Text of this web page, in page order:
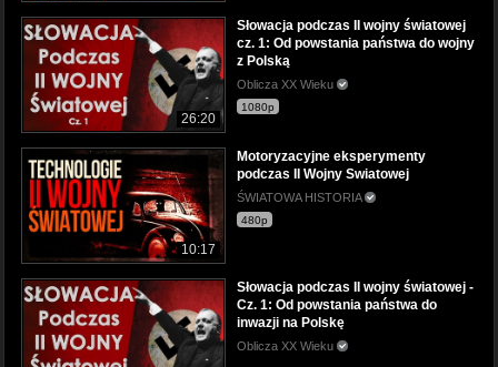
26:20
Słowacja podczas II wojny światowej
cz. 1: Od powstania państwa do wojny
z Polską
Oblicza XX Wieku
1080p
10:17
Motoryzacyjne eksperymenty
podczas II Wojny Swiatowej
ŚWIATOWA HISTORIA
480p
Słowacja podczas II wojny światowej -
Cz. 1: Od powstania państwa do
inwazji na Polskę
Oblicza XX Wieku